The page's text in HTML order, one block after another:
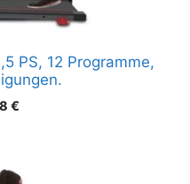
PS, 12 Programme,
€